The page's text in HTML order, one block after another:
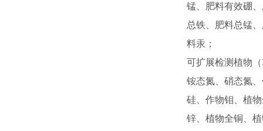
锰、肥料有效硼
总铁、肥料总锰
料汞；
可扩展检测植物（
铵态氮、硝态氮
硅、作物钼、植
锌、植物全铜、